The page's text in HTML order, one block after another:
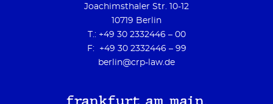
Joachimsthaler Str. 10-12
10719 Berlin
T.: +49 30 2332446 – 00
F: +49 30 2332446 – 99
berlin@crp-law.de